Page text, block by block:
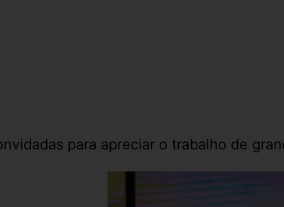
para apreciar o trabalho de